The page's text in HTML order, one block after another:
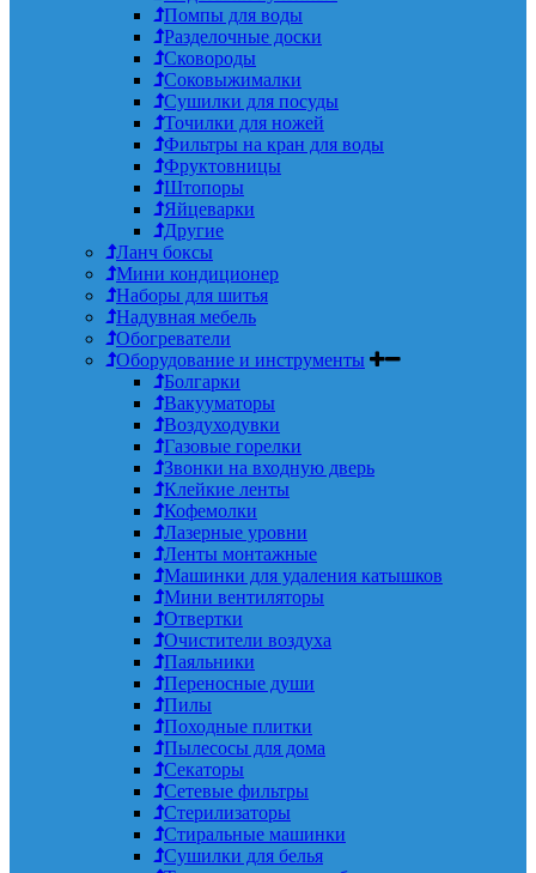
Помпы для воды
Разделочные доски
Сковороды
Соковыжималки
Сушилки для посуды
Точилки для ножей
Фильтры на кран для воды
Фруктовницы
Штопоры
Яйцеварки
Другие
Ланч боксы
Мини кондиционер
Наборы для шитья
Надувная мебель
Обогреватели
Оборудование и инструменты
Болгарки
Вакууматоры
Воздуходувки
Газовые горелки
Звонки на входную дверь
Клейкие ленты
Кофемолки
Лазерные уровни
Ленты монтажные
Машинки для удаления катышков
Мини вентиляторы
Отвертки
Очистители воздуха
Паяльники
Переносные души
Пилы
Походные плитки
Пылесосы для дома
Секаторы
Сетевые фильтры
Стерилизаторы
Стиральные машинки
Сушилки для белья